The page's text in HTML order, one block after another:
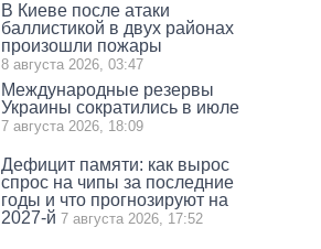
В Киеве после атаки
баллистикой в двух районах
произошли пожары
8 августа 2026, 03:47
Международные резервы
Украины сократились в июле
7 августа 2026, 18:09
Дефицит памяти: как вырос
спрос на чипы за последние
годы и что прогнозируют на
2027-й 7 августа 2026, 17:52